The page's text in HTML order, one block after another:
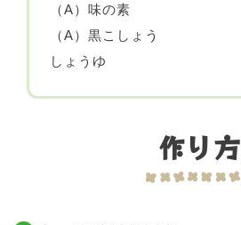
（A）味の素
（A）黒こしょう
しょうゆ
作り方